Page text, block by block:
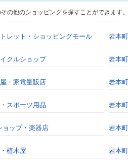
の他のショッピングを探すことができます。
レット・ショッピングモール 岩本
クルショップ 岩本
・家電量販店 岩本
スポーツ用品 岩本
ョップ・楽器店 岩本
植木屋 岩本